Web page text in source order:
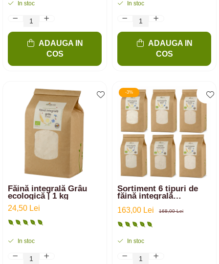
In stoc
ADAUGA IN
COS
In stoc
ADAUGA IN
COS
Făină integrală Grâu
ecologică | 1 kg
24,50 Lei
In stoc
-3%
Sortiment 6 tipuri de
făină integrală
Spelta, Emmer, Secară,
168,00 Lei
163,00 Lei
In stoc